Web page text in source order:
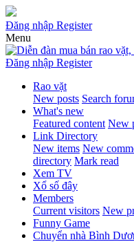
Đăng nhập Register
Menu
Đăng nhập Register
Rao vặt
New posts Search
What's new
Featured content New
Link Directory
New items New
directory Mark read
Xem TV
Xổ số đây
Members
Current visitors New
Funny Game
Chuyển nhà Bình